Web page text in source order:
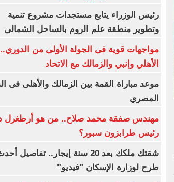
رئيس الوزراء يتابع مستجدات مشروع تنمية
وتطوير منطقة علم الروم بالساحل الشمالى
مواجهات قوية فى الجولة الأولى من الدوري..
الأهلي وإنبي والزمالك مع الاتحاد
موعد مباراة القمة بين الزمالك والأهلى فى
المصري
مهندس صفقة محمد صلاح.. من هو أرطغرل
رئيس طرابزون سبور؟
شقتك ملكك بعد 20 سنة إيجار.. تفاصيل
طرح لوزارة الإسكان "فيديو"